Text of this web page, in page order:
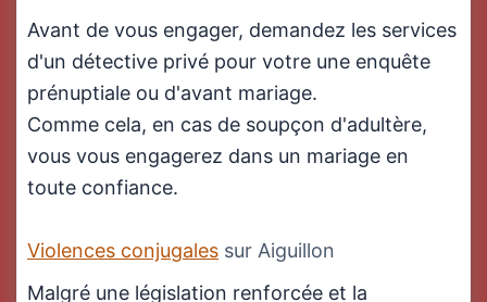
Avant de vous engager, demandez les services
d'un détective privé pour votre une enquête
prénuptiale ou d'avant mariage.
Comme cela, en cas de soupçon d'adultère,
vous vous engagerez dans un mariage en
toute confiance.
Violences conjugales sur Aiguillon
Malgré une législation renforcée et la